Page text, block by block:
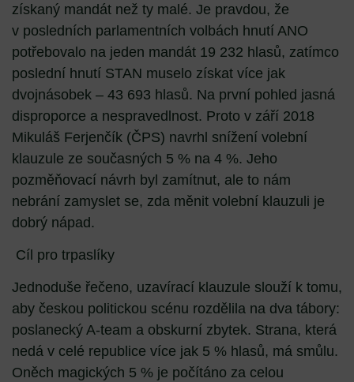
získaný mandát než ty malé. Je pravdou, že
v posledních parlamentních volbách hnutí ANO
potřebovalo na jeden mandát 19 232 hlasů, zatímco
poslední hnutí STAN muselo získat více jak
dvojnásobek – 43 693 hlasů. Na první pohled jasná
disproporce a nespravedlnost. Proto v září 2018
Mikuláš Ferjenčík (ČPS) navrhl snížení volební
klauzule ze současných 5 % na 4 %. Jeho
pozměňovací návrh byl zamítnut, ale to nám
nebrání zamyslet se, zda měnit volební klauzuli je
dobrý nápad.
Cíl pro trpaslíky
Jednoduše řečeno, uzavírací klauzule slouží k tomu,
aby českou politickou scénu rozdělila na dva tábory:
poslanecký A-team a obskurní zbytek. Strana, která
nedá v celé republice více jak 5 % hlasů, má smůlu.
Oněch magických 5 % je počítáno za celou